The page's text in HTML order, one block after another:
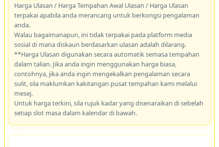
Harga Ulasan / Harga Tempahan Awal Ulasan / Harga Ulasan
terpakai apabila anda merancang untuk berkongsi pengalaman
anda.
Walau bagaimanapun, ini tidak terpakai pada platform media
sosial di mana diskaun berdasarkan ulasan adalah dilarang.
**Harga Ulasan digunakan secara automatik semasa tempahan
dalam talian. Jika anda ingin menggunakan harga biasa,
contohnya, jika anda ingin mengekalkan pengalaman secara
sulit, sila maklumkan kakitangan pusat tempahan kami melalui
mesej.
Untuk harga terkini, sila rujuk kadar yang disenaraikan di sebelah
setiap slot masa dalam kalendar di bawah.